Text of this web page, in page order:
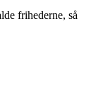
frihederne, så